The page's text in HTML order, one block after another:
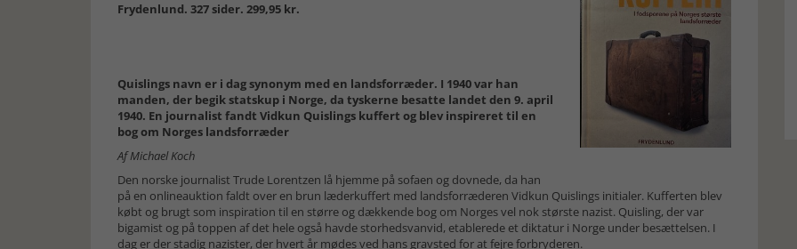
Frydenlund. 327 sider. 299,95 kr.
Quislings navn er i dag synonym med en landsforræder. I 1940 var han
manden, der begik statskup i Norge, da tyskerne besatte landet den 9. april
1940. En journalist fandt Vidkun Quislings kuffert og blev inspireret til en
bog om Norges landsforræder
Af Michael Koch
Den norske journalist Trude Lorentzen lå hjemme på sofaen og dovnede, da han
på en onlineauktion faldt over en brun læderkuffert med landsforræderen Vidkun Quislings initialer. Kufferten blev
købt og brugt som inspiration til en større og dækkende bog om Norges vel nok største nazist. Quisling, der var
bigamist og på toppen af det hele også havde storhedsvanvid, etablerede et diktatur i Norge under besættelsen. I
dag er der stadig nazister, der hvert år mødes ved hans gravsted for at fejre forbryderen.